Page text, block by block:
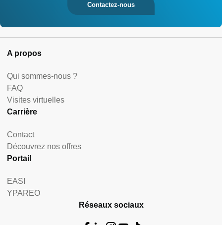
Contactez-nous
A propos
Qui sommes-nous ?
FAQ
Visites virtuelles
Carrière
Contact
Découvrez nos offres
Portail
EASI
YPAREO
Réseaux sociaux